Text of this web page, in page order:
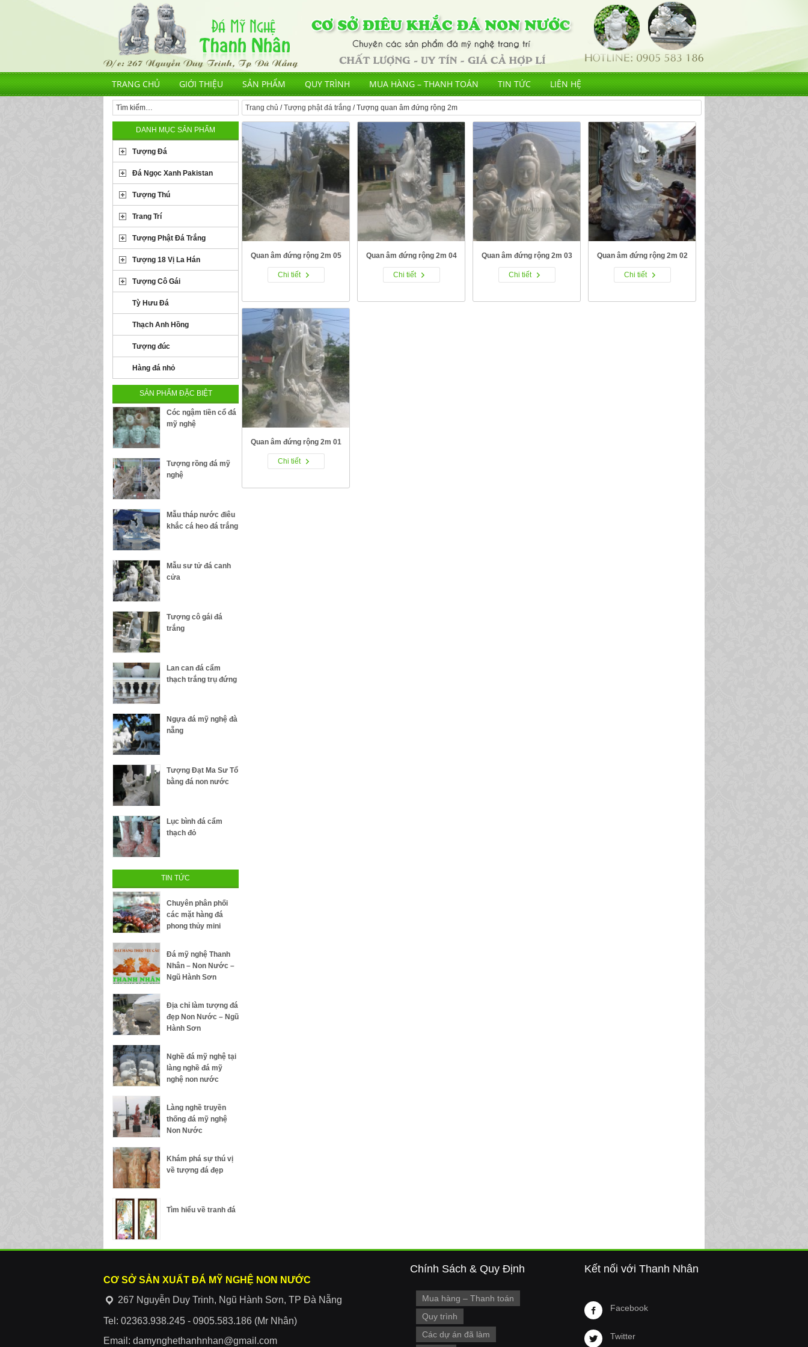
TRANG CHỦ GIỚI THIỆU SẢN PHẨM QUY TRÌNH MUA HÀNG – THANH TOÁN TIN TỨC LIÊN HỆ
Trang chủ /Tượng phật đá trắng / Tượng quan âm đứng rộng 2m
Quan âm đứng rộng 2m 05
Chi tiết
Quan âm đứng rộng 2m 04
Chi tiết
Quan âm đứng rộng 2m 03
Chi tiết
Quan âm đứng rộng 2m 02
Chi tiết
Quan âm đứng rộng 2m 01
Chi tiết
DANH MỤC SẢN PHẨM
Tượng Đá
Đá Ngọc Xanh Pakistan
Tượng Thú
Trang Trí
Tượng Phật Đá Trắng
Tượng 18 Vị La Hán
Tượng Cô Gái
Tỳ Hưu Đá
Thạch Anh Hồng
Tượng đúc
Hàng đá nhỏ
SẢN PHẨM ĐẶC BIỆT
Cóc ngậm tiền cổ đá
mỹ nghệ
Tượng rồng đá mỹ
nghệ
Mẫu tháp nước điêu
khắc cá heo đá trắng
Mẫu sư tử đá canh
cửa
Tượng cô gái đá
trắng
Lan can đá cẩm
thạch trắng trụ đứng
Ngựa đá mỹ nghệ đà
nẵng
Tượng Đạt Ma Sư Tổ
bằng đá non nước
Lục bình đá cẩm
thạch đỏ
TIN TỨC
Chuyên phân phối
các mặt hàng đá
phong thủy mini
Đá mỹ nghệ Thanh
Nhân – Non Nước –
Ngũ Hành Sơn
Địa chỉ làm tượng đá
đẹp Non Nước – Ngũ
Hành Sơn
Nghề đá mỹ nghệ tại
làng nghề đá mỹ
nghệ non nước
Làng nghề truyền
thống đá mỹ nghệ
Non Nước
Khám phá sự thú vị
về tượng đá đẹp
Tìm hiểu về tranh đá
CƠ SỞ SẢN XUẤT ĐÁ MỸ NGHỆ NON NƯỚC
267 Nguyễn Duy Trinh, Ngũ Hành Sơn, TP Đà Nẵng
Tel: 02363.938.245 - 0905.583.186 (Mr Nhân)
Email: damynghethanhnhan@gmail.com
Chính Sách & Quy Định
Mua hàng – Thanh toán
Quy trình
Các dự án đã làm
Kết nối với Thanh Nhân
Facebook
Twitter